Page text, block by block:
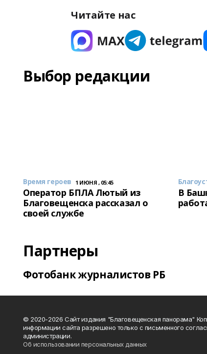
Читайте нас
Выбор редакции
Время героев 1 ИЮНЯ , 05:45
Оператор БПЛА Лютый из
Благовещенска рассказал о
своей службе
В
Партнеры
Фотобанк журналистов РБ
© 2020-2026 Сайт издания "Благовещенская панорама"
информации сайта разрешено только с письменного
администрации.
Об использовании персональных данных